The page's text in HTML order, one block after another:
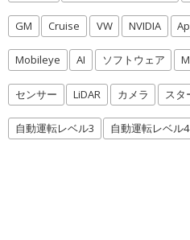
GM Cruise VW NVIDIA
Mobileye AI ソフトウェア
センサー LiDAR カメラ スタ
自動運転レベル3 自動運転レベル4